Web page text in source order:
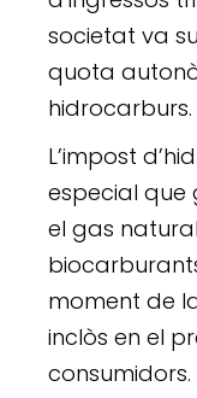
societat va
quota
hidrocarburs.
L’impost
especial que
el gas
moment de
inclòs en el
consumidors.